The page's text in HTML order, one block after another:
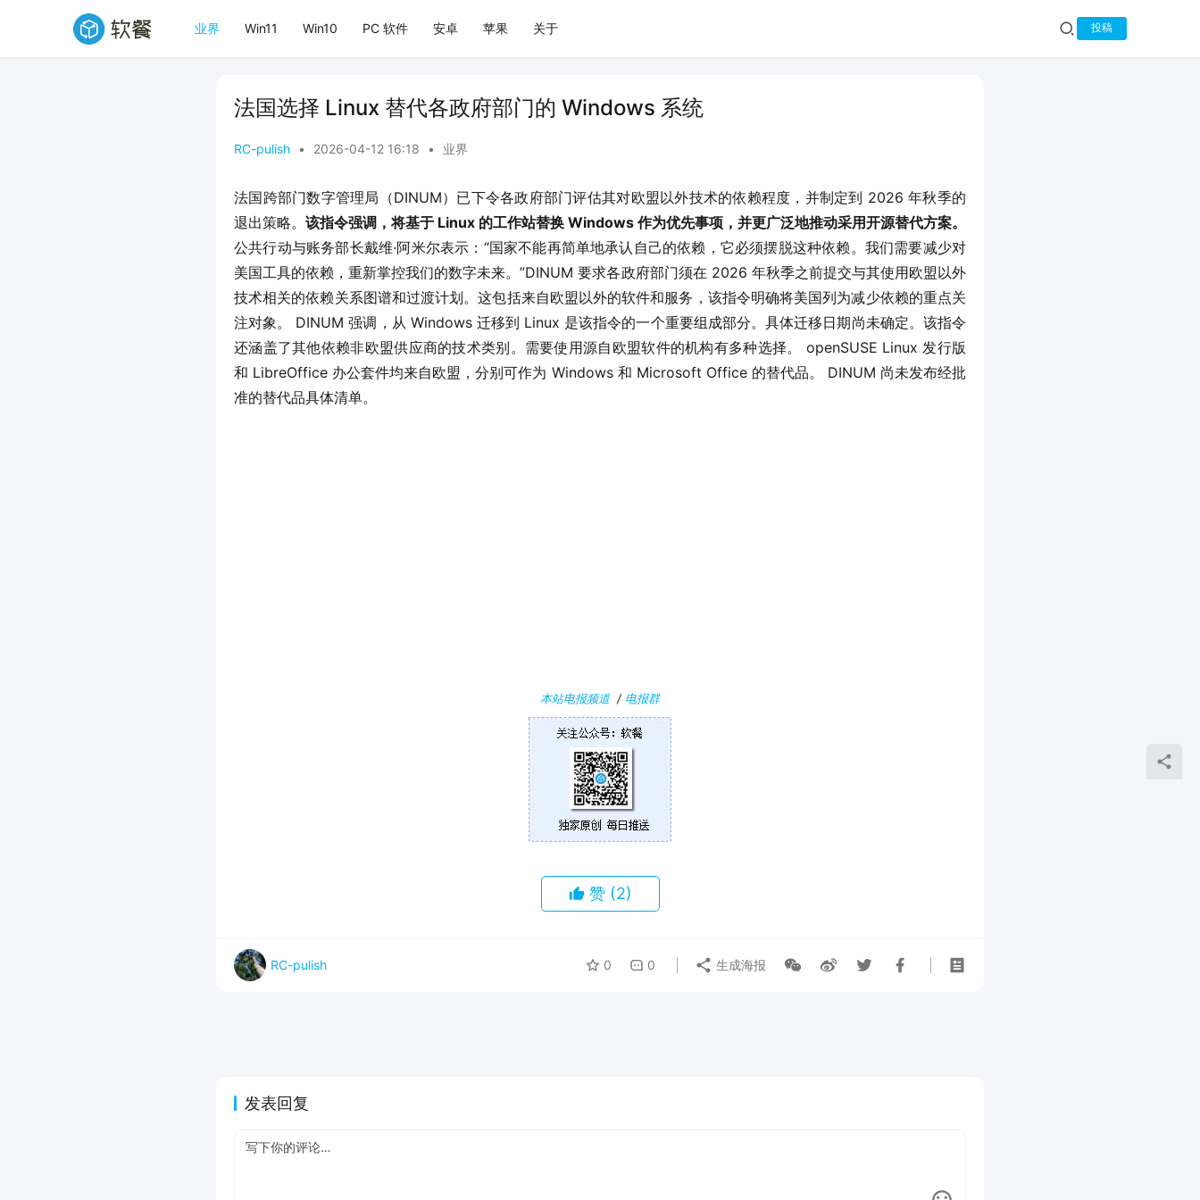
业界 Win11 Win10 PC 软件 安卓 苹果 关于 投稿
法国选择 Linux 替代各政府部门的 Windows 系统
RC-pulish • 2026-04-12 16:18 • 业界
法国跨部门数字管理局（DINUM）已下令各政府部门评估其对欧盟以外技术的依赖程度，并制定到 2026 年秋季的
退出策略。 该指令强调，将基于 Linux 的工作站替换 Windows 作为优先事项，并更广泛地推动采用开源替代方案。
公共行动与账务部长戴维·阿米尔表示：“国家不能再简单地承认自己的依赖，它必须摆脱这种依赖。我们需要减少对
美国工具的依赖，重新掌控我们的数字未来。”DINUM 要求各政府部门须在 2026 年秋季之前提交与其使用欧盟以外
技术相关的依赖关系图谱和过渡计划。这包括来自欧盟以外的软件和服务，该指令明确将美国列为减少依赖的重点关
注对象。 DINUM 强调，从 Windows 迁移到 Linux 是该指令的一个重要组成部分。具体迁移日期尚未确定。该指令
还涵盖了其他依赖非欧盟供应商的技术类别。需要使用源自欧盟软件的机构有多种选择。 openSUSE Linux 发行版
和 LibreOffice 办公套件均来自欧盟，分别可作为 Windows 和 Microsoft Office 的替代品。 DINUM 尚未发布经批
准的替代品具体清单。
本站电报频道/ 电报群
赞 (2)
RC-pulish 0 0 生成海报
发表回复